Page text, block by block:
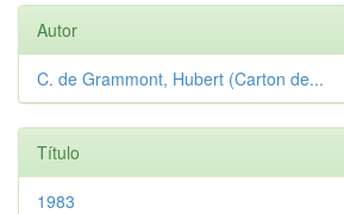
Autor
C. de Grammont, Hubert (Carton de...
Título
1983